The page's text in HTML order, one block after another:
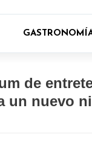
de
un nuevo